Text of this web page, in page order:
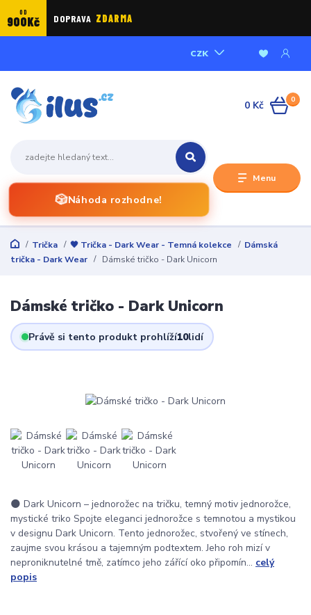
OD
900Kč DOPRAVA ZDARMA
Menu
CZK
🎲Náhoda rozhodne!
0
0 Kč
Trička 🖤 Trička - Dark Wear - Temná kolekce
Dámská
trička - Dark Wear
Dámské tričko - Dark Unicorn
Dámské tričko - Dark Unicorn
Právě si tento produkt prohlíží10lidí
🌑 Dark Unicorn – jednorožec na tričku, temný motiv jednorožce,
mystické triko Spojte eleganci jednorožce s temnotou a mystikou
v designu Dark Unicorn. Tento jednorožec, stvořený ve stínech,
zaujme svou krásou a tajemným podtextem. Jeho roh mizí v
neproniknutelné tmě, zatímco jeho zářící oko připomín... celý
popis